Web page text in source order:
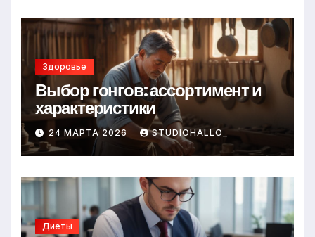
Здоровье
Выбор гонгов: ассортимент и
характеристики
24 МАРТА 2026 STUDIOHALLO_
Диеты